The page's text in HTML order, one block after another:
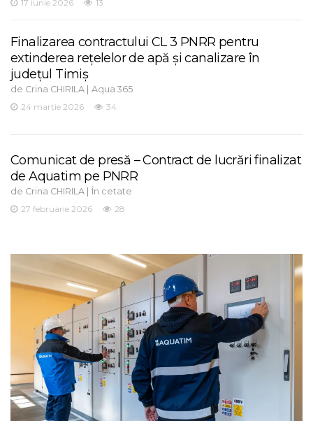
17 iunie 2026
13
Finalizarea contractului CL 3 PNRR pentru
extinderea rețelelor de apă și canalizare în
județul Timiș
de Crina CHIRILA | Aqua 365
24 martie 2026
34
Comunicat de presă – Contract de lucrări finalizat
de Aquatim pe PNRR
de Crina CHIRILA | În cetate
27 februarie 2026
28